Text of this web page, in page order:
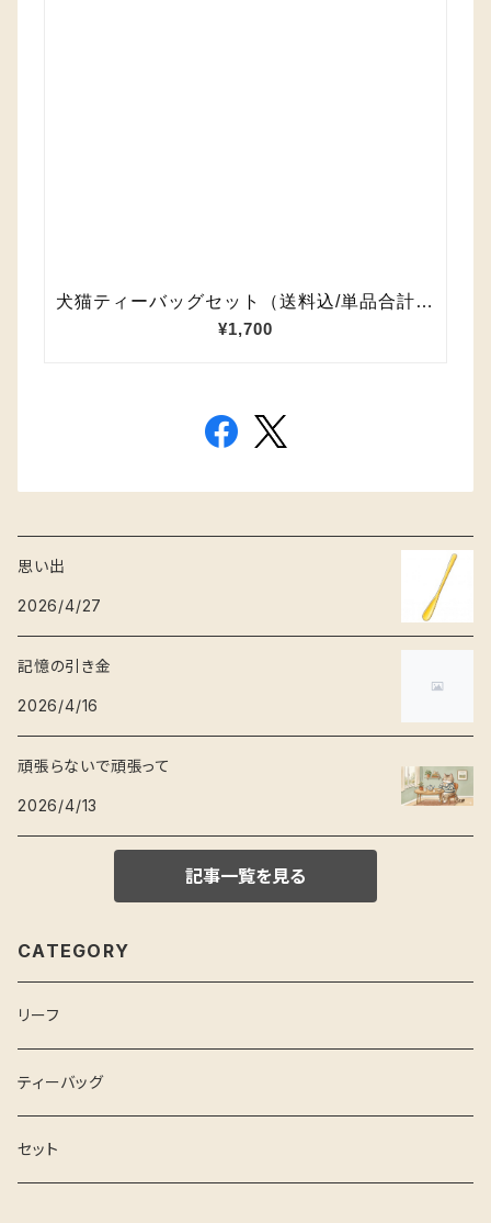
思い出
2026/4/27
記憶の引き金
2026/4/16
頑張らないで頑張って
2026/4/13
記事一覧を見る
CATEGORY
リーフ
ティーバッグ
セット